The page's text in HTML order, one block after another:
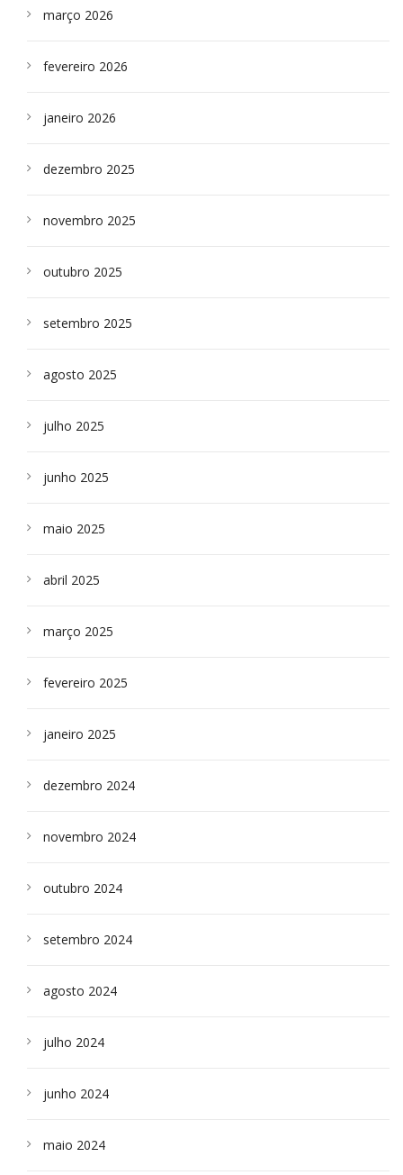
março 2026
fevereiro 2026
janeiro 2026
dezembro 2025
novembro 2025
outubro 2025
setembro 2025
agosto 2025
julho 2025
junho 2025
maio 2025
abril 2025
março 2025
fevereiro 2025
janeiro 2025
dezembro 2024
novembro 2024
outubro 2024
setembro 2024
agosto 2024
julho 2024
junho 2024
maio 2024